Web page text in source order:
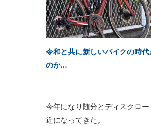
令和と共に新しいバイクの時代
のか…
今年になり随分とディスクロー
近になってきた。